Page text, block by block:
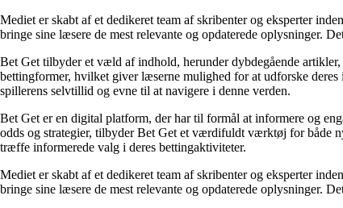
Mediet er skabt af et dedikeret team af skribenter og eksperter
bringe sine læsere de mest relevante og opdaterede oplysninger.
Bet Get tilbyder et væld af indhold, herunder dybdegående
bettingformer, hvilket giver læserne mulighed for at udforske deres
spillerens selvtillid og evne til at navigere i denne verden.
Bet Get er en digital platform, der har til formål at informere og
odds og strategier, tilbyder Bet Get et værdifuldt værktøj for både
træffe informerede valg i deres bettingaktiviteter.
Mediet er skabt af et dedikeret team af skribenter og eksperter
bringe sine læsere de mest relevante og opdaterede oplysninger.